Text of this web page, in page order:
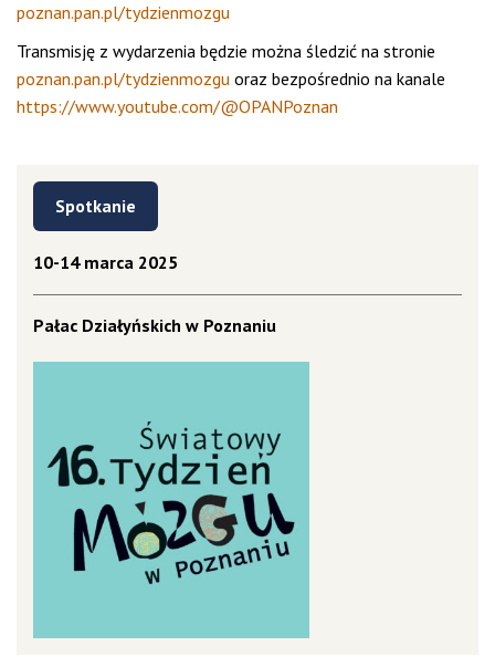
poznan.pan.pl/tydzienmozgu
Transmisję z wydarzenia będzie można śledzić na stronie
poznan.pan.pl/tydzienmozgu oraz bezpośrednio na kanale
https://www.youtube.com/@OPANPoznan
Spotkanie
10-14 marca 2025
Pałac Działyńskich w Poznaniu